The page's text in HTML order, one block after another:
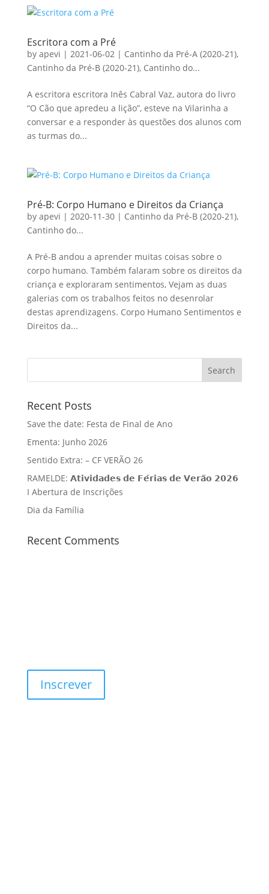
Escritora com a Pré
by apevi | 2021-06-02| Cantinho da Pré-A (2020-21),
Cantinho da Pré-B (2020-21), Cantinho do...
A escritora escritora Inês Cabral Vaz, autora do livro
“O Cão que apredeu a lição”, esteve na Vilarinha a
conversar e a responder às questões dos alunos com
as turmas do...
Pré-B: Corpo Humano e Direitos da Criança
by apevi | 2020-11-30| Cantinho da Pré-B (2020-21),
Cantinho do...
A Pré-B andou a aprender muitas coisas sobre o
corpo humano. Também falaram sobre os direitos da
criança e exploraram sentimentos, Vejam as duas
galerias com os trabalhos feitos no desenrolar
destas aprendizagens. Corpo Humano Sentimentos e
Direitos da...
Recent Posts
Save the date: Festa de Final de Ano
Ementa: Junho 2026
Sentido Extra: – CF VERÃO 26
RAMELDE: 𝗔𝘁𝗶𝘃𝗶𝗱𝗮𝗱𝗲𝘀 𝗱𝗲 𝗙𝗲́𝗿𝗶𝗮𝘀 𝗱𝗲 𝗩𝗲𝗿𝗮̃𝗼 𝟮𝟬𝟮𝟲
I Abertura de Inscrições
Dia da Família
Recent Comments
Inscrever